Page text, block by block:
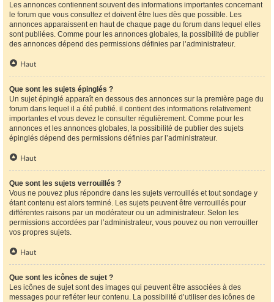
Les annonces contiennent souvent des informations importantes concernant
le forum que vous consultez et doivent être lues dès que possible. Les
annonces apparaissent en haut de chaque page du forum dans lequel elles
sont publiées. Comme pour les annonces globales, la possibilité de publier
des annonces dépend des permissions définies par l’administrateur.
Haut
Que sont les sujets épinglés ?
Un sujet épinglé apparaît en dessous des annonces sur la première page du
forum dans lequel il a été publié. il contient des informations relativement
importantes et vous devez le consulter régulièrement. Comme pour les
annonces et les annonces globales, la possibilité de publier des sujets
épinglés dépend des permissions définies par l’administrateur.
Haut
Que sont les sujets verrouillés ?
Vous ne pouvez plus répondre dans les sujets verrouillés et tout sondage y
étant contenu est alors terminé. Les sujets peuvent être verrouillés pour
différentes raisons par un modérateur ou un administrateur. Selon les
permissions accordées par l’administrateur, vous pouvez ou non verrouiller
vos propres sujets.
Haut
Que sont les icônes de sujet ?
Les icônes de sujet sont des images qui peuvent être associées à des
messages pour refléter leur contenu. La possibilité d’utiliser des icônes de